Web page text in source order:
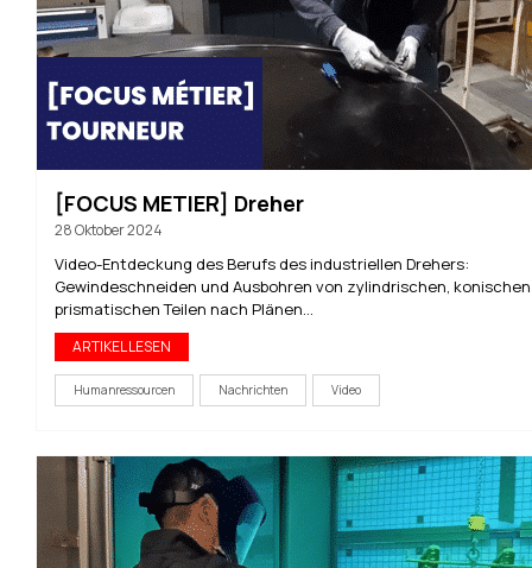
[FOCUS METIER] Dreher
28 Oktober 2024
Video-Entdeckung des Berufs des industriellen Drehers:
Gewindeschneiden und Ausbohren von zylindrischen,
prismatischen Teilen nach Plänen...
ARTIKEL LESEN
Humanressourcen Nachrichten Video